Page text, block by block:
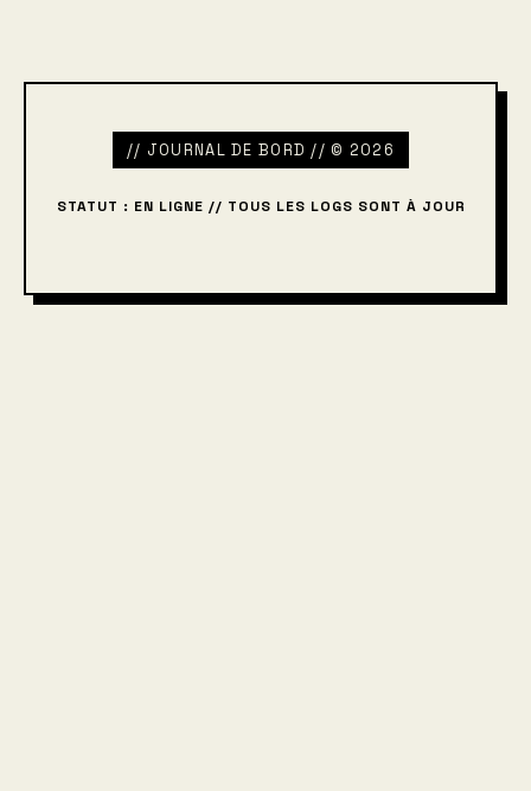
// JOURNAL DE BORD // © 2026
STATUT : EN LIGNE // TOUS LES LOGS SONT À JOUR